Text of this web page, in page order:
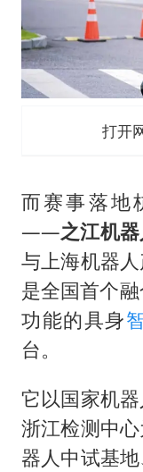
打开
而赛事落地
——之江机
与上海机器
是全国首个
功能的具身
台。
它以国家机器
浙江检测中
器人中试基